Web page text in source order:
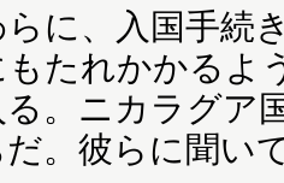
に、入国手続
もたれかかるよ
。ニカラグア
。彼らに聞い